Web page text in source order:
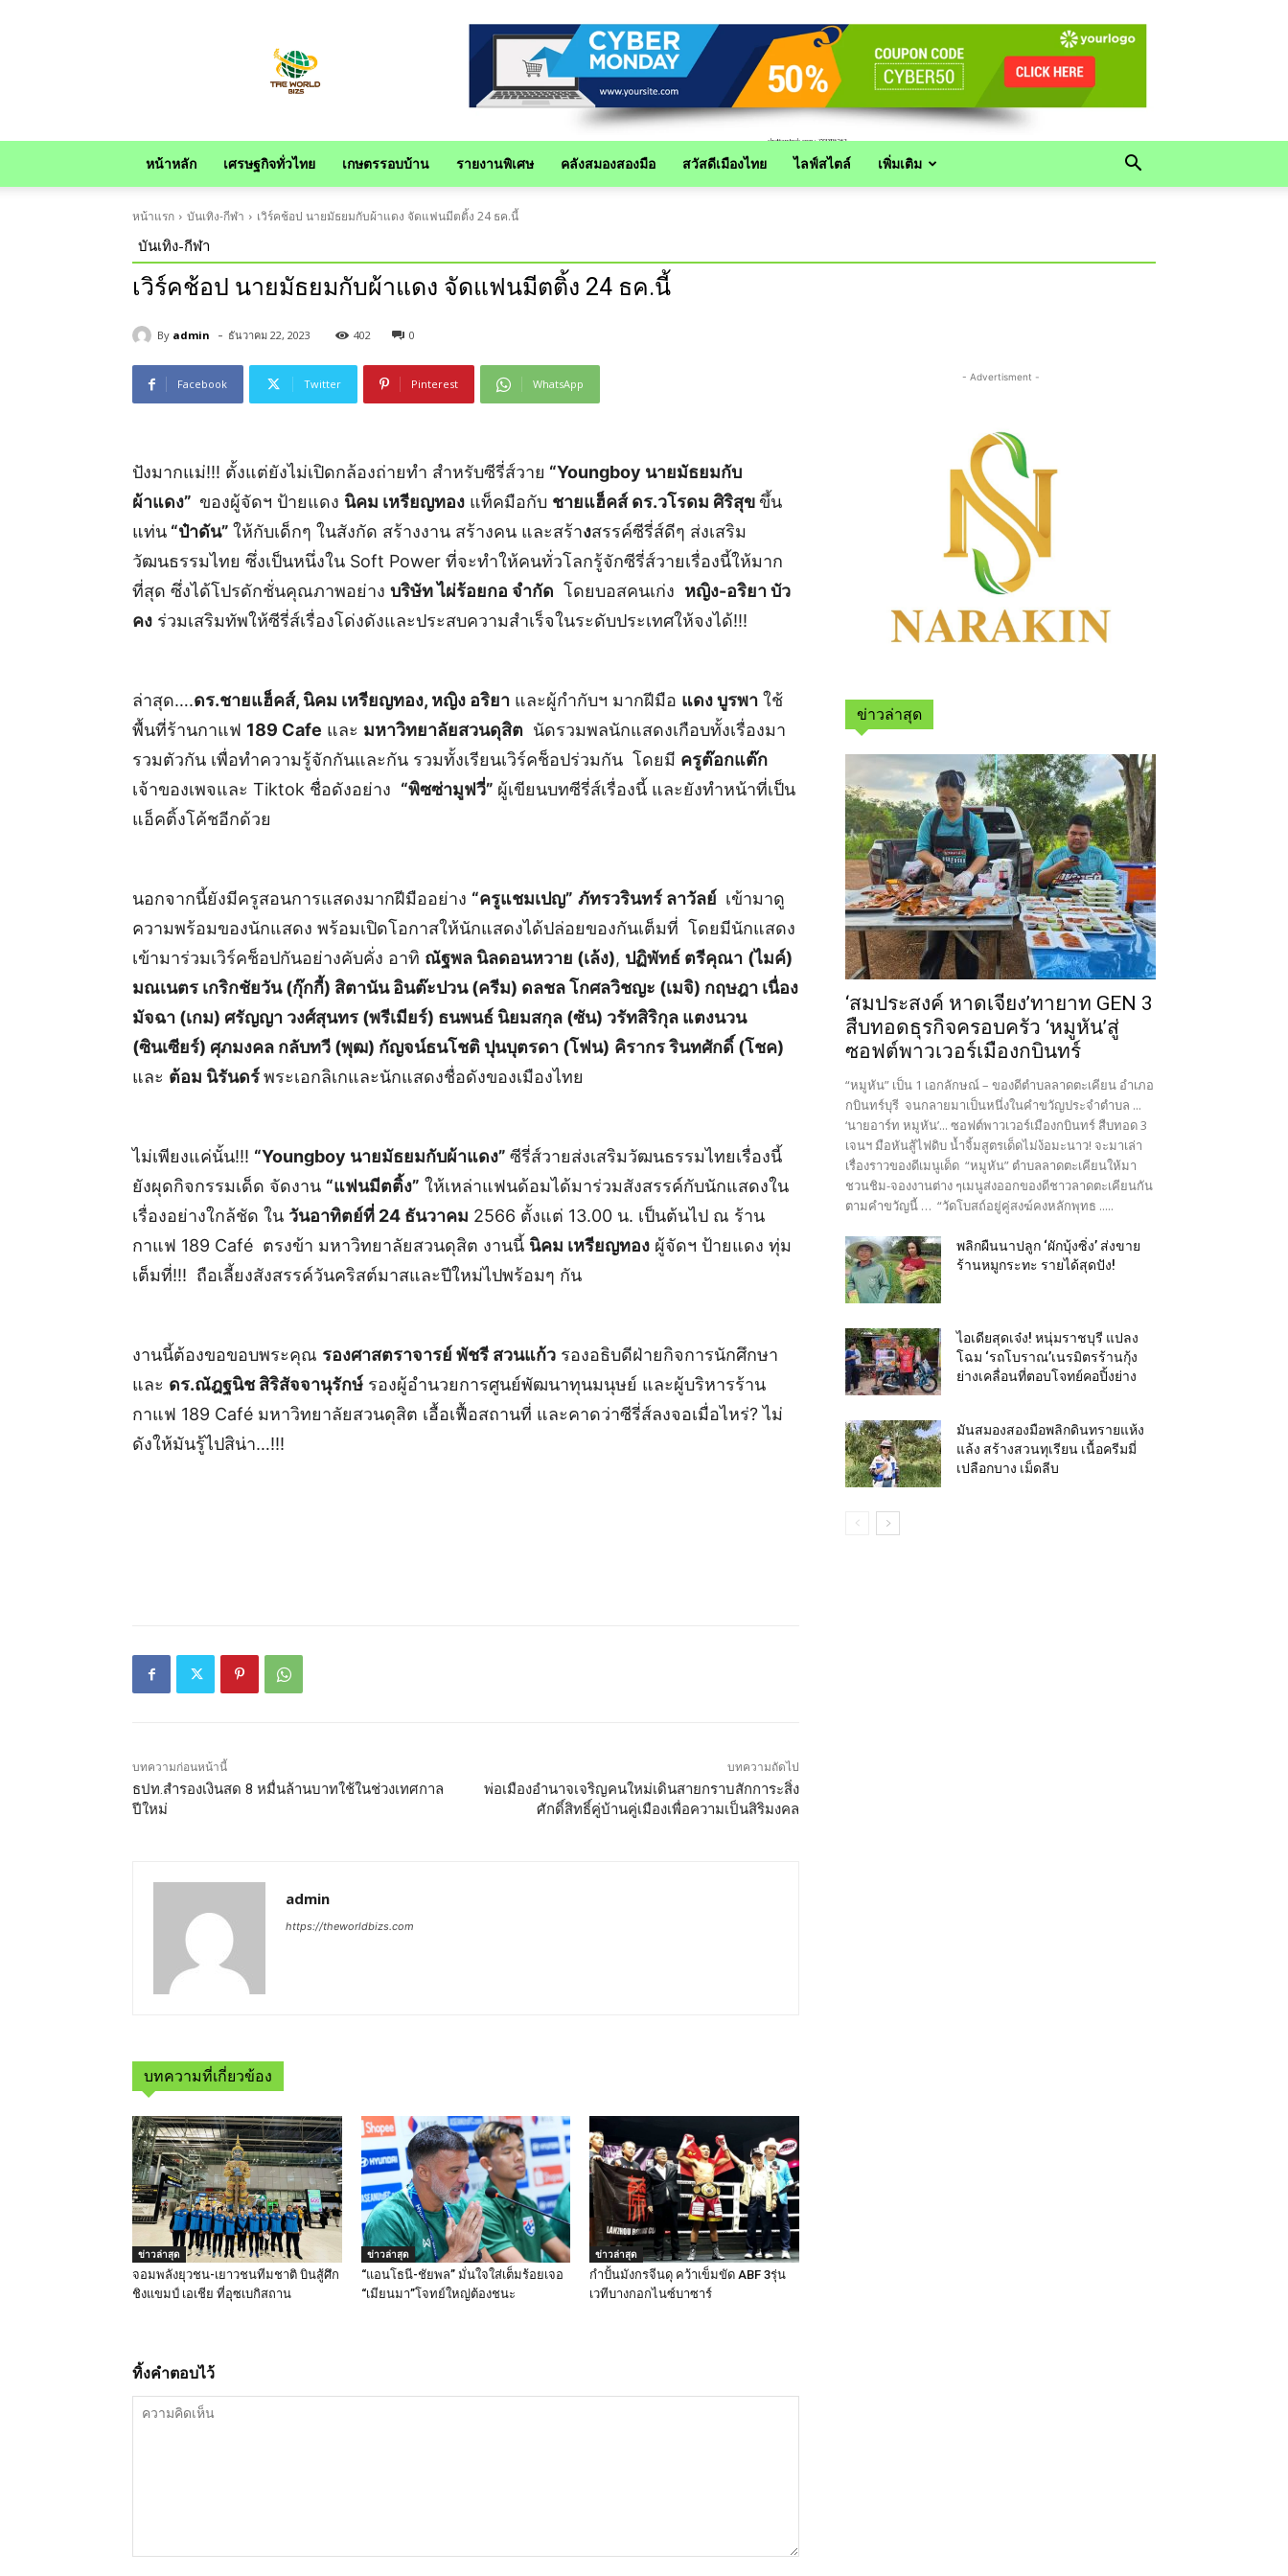
หน้าหลัก เศรษฐกิจทั่วไทย เกษตรรอบบ้าน รายงานพิเศษ คลังสมองสองมือ สวัสดีเมืองไทย ไลฟ์สไตล์ เพิ่มเติม
หน้าแรก บันเทิง-กีฬา เวิร์คช้อป นายมัธยมกับผ้าแดง จัดแฟนมีตติ้ง 24 ธค.นี้
บันเทิง-กีฬา
เวิร์คช้อป นายมัธยมกับผ้าแดง จัดแฟนมีตติ้ง 24 ธค.นี้
By admin - ธันวาคม 22, 2023 402 0
Facebook Twitter Pinterest WhatsApp
ปังมากแม่!!! ตั้งแต่ยังไม่เปิดกล้องถ่ายทำ สำหรับซีรี่ส์วาย “Youngboy นายมัธยมกับ
ผ้าแดง” ของผู้จัดฯ ป้ายแดง นิคม เหรียญทอง แท็คมือกับ ชายแฮ็คส์ ดร.วโรดม ศิริสุข ขึ้น
แท่น “ป๋าดัน” ให้กับเด็กๆ ในสังกัด สร้างงาน สร้างคน และสร้างสรรค์ซีรี่ส์ดีๆ ส่งเสริม
วัฒนธรรมไทย ซึ่งเป็นหนึ่งใน Soft Power ที่จะทำให้คนทั่วโลกรู้จักซีรี่ส์วายเรื่องนี้ให้มาก
ที่สุด ซึ่งได้โปรดักชั่นคุณภาพอย่าง บริษัท ไผ่ร้อยกอ จำกัด โดยบอสคนเก่ง หญิง-อริยา บัว
คง ร่วมเสริมทัพให้ซีรี่ส์เรื่องโด่งดังและประสบความสำเร็จในระดับประเทศให้จงได้!!!
ล่าสุด….ดร.ชายแฮ็คส์, นิคม เหรียญทอง, หญิง อริยา และผู้กำกับฯ มากฝีมือ แดง บูรพา ใช้
พื้นที่ร้านกาแฟ 189 Cafe และ มหาวิทยาลัยสวนดุสิต นัดรวมพลนักแสดงเกือบทั้งเรื่องมา
รวมตัวกัน เพื่อทำความรู้จักกันและกัน รวมทั้งเรียนเวิร์คช็อปร่วมกัน โดยมี ครูต๊อกแต๊ก
เจ้าของเพจและ Tiktok ชื่อดังอย่าง “พิซซ่ามูฟวี่” ผู้เขียนบทซีรี่ส์เรื่องนี้ และยังทำหน้าที่เป็น
แอ็คติ้งโค้ชอีกด้วย
นอกจากนี้ยังมีครูสอนการแสดงมากฝีมืออย่าง “ครูแชมเปญ” ภัทรวรินทร์ ลาวัลย์ เข้ามาดู
ความพร้อมของนักแสดง พร้อมเปิดโอกาสให้นักแสดงได้ปล่อยของกันเต็มที่ โดยมีนักแสดง
เข้ามาร่วมเวิร์คช็อปกันอย่างคับคั่ง อาทิ ณัฐพล นิลดอนหวาย (เล้ง), ปฏิพัทธ์ ตรีคุณา (ไมค์)
มณเนตร เกริกชัยวัน (กุ๊กกี้) สิตานัน อินต๊ะปวน (ครีม) ดลชล โกศลวิชญะ (เมจิ) กฤษฎา เนื่อง
มัจฉา (เกม) ศรัญญา วงศ์สุนทร (พรีเมียร์) ธนพนธ์ นิยมสกุล (ซัน) วรัทสิริกุล แตงนวน
(ซินเซียร์) ศุภมงคล กลับทวี (พุฒ) กัญจน์ธนโชติ ปุนบุตรดา (โฟน) คิรากร รินทศักดิ์ (โชค)
และ ต้อม นิรันดร์พระเอกลิเกและนักแสดงชื่อดังของเมืองไทย
ไม่เพียงแค่นั้น!!! “Youngboy นายมัธยมกับผ้าแดง” ซีรี่ส์วายส่งเสริมวัฒนธรรมไทยเรื่องนี้
ยังผุดกิจกรรมเด็ด จัดงาน “แฟนมีตติ้ง” ให้เหล่าแฟนด้อมได้มาร่วมสังสรรค์กับนักแสดงใน
เรื่องอย่างใกล้ชัด ใน วันอาทิตย์ที่ 24 ธันวาคม 2566 ตั้งแต่ 13.00 น. เป็นต้นไป ณ ร้าน
กาแฟ 189 Café ตรงข้า มหาวิทยาลัยสวนดุสิต งานนี้ นิคม เหรียญทอง ผู้จัดฯ ป้ายแดง ทุ่ม
เต็มที่!!! ถือเลี้ยงสังสรรค์วันคริสต์มาสและปีใหม่ไปพร้อมๆ กัน
งานนี้ต้องขอขอบพระคุณ รองศาสตราจารย์ พัชรี สวนแก้ว รองอธิบดีฝ่ายกิจการนักศึกษา
และ ดร.ณัฎฐนิช สิริสัจจานุรักษ์ รองผู้อำนวยการศูนย์พัฒนาทุนมนุษย์ และผู้บริหารร้าน
กาแฟ 189 Café มหาวิทยาลัยสวนดุสิต เอื้อเฟื้อสถานที่ และคาดว่าซีรี่ส์ลงจอเมื่อไหร่? ไม่
ดังให้มันรู้ไปสิน่า…!!!
บทความก่อนหน้านี้
ธปท.สำรองเงินสด 8 หมื่นล้านบาทใช้ในช่วงเทศกาล
ปีใหม่
บทความถัดไป
พ่อเมืองอำนาจเจริญคนใหม่เดินสายกราบสักการะสิ่ง
ศักดิ์สิทธิ์คู่บ้านคู่เมืองเพื่อความเป็นสิริมงคล
admin
https://theworldbizs.com
บทความที่เกี่ยวข้อง
ข่าวล่าสุด
จอมพลังยุวชน-เยาวชนทีมชาติ บินสู้ศึก
ชิงแขมป์ เอเชีย ที่อุซเบกิสถาน
ข่าวล่าสุด
“แอนโธนี-ชัยพล” มั่นใจใส่เต็มร้อยเจอ
“เมียนมา”โจทย์ใหญ่ต้องชนะ
ข่าวล่าสุด
กำปั้นมังกรจีนดุ คว้าเข็มขัด ABF 3รุ่น
เวทีบางกอกไนซ์บาซาร์
ทิ้งคำตอบไว้
- Advertisment -
ข่าวล่าสุด
‘สมประสงค์ หาดเจียง’ทายาท GEN 3
สืบทอดธุรกิจครอบครัว ‘หมูหัน’สู่
ซอฟต์พาวเวอร์เมืองกบินทร์
“หมูหัน” เป็น 1 เอกลักษณ์ – ของดีตำบลลาดตะเคียน อำเภอ
กบินทร์บุรี จนกลายมาเป็นหนึ่งในคำขวัญประจำตำบล ...
‘นายอาร์ท หมูหัน’... ซอฟต์พาวเวอร์เมืองกบินทร์ สืบทอด 3
เจนฯ มือหันสู้ไฟดิบ น้ำจิ้มสูตรเด็ดไม่ง้อมะนาว! จะมาเล่า
เรื่องราวของดีเมนูเด็ด “หมูหัน” ตำบลลาดตะเคียนให้มา
ชวนชิม-จองงานต่าง ๆเมนูส่งออกของดีชาวลาดตะเคียนกัน
ตามคำขวัญนี้ … “วัดโบสถ์อยู่คู่สงฆ์คงหลักพุทธ .....
พลิกผืนนาปลูก ‘ผักบุ้งซิ่ง’ ส่งขาย
ร้านหมูกระทะ รายได้สุดปัง!
ไอเดียสุดเจ๋ง! หนุ่มราชบุรี แปลง
โฉม ‘รถโบราณ’เนรมิตรร้านกุ้ง
ย่างเคลื่อนที่ตอบโจทย์คอปิ้งย่าง
มันสมองสองมือพลิกดินทรายแห้ง
แล้ง สร้างสวนทุเรียน เนื้อครีมมี่
เปลือกบาง เม็ดลีบ